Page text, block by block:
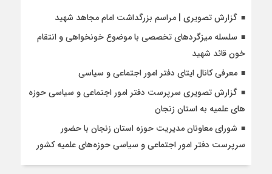
گزارش تصویری | مراسم بزرگداشت امام مجاهد شهید
سلسله میزگردهای تخصصی با موضوع خونخواهی و انتقام
خون قائد شهید
معرفی کانال ایتای دفتر امور اجتماعی و سیاسی
گزارش تصویری سرپرست دفتر امور اجتماعی و سیاسی حوزه
های علمیه به استان زنجان
شورای معاونان مدیریت حوزه استان زنجان با حضور
سرپرست دفتر امور اجتماعی و سیاسی حوزه‌های علمیه کشور